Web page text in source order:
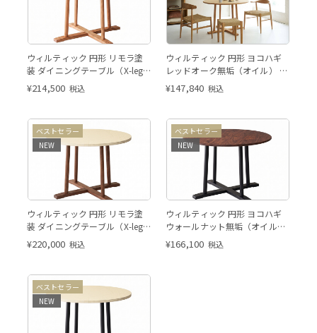
ー）脚：レッドオークの商品ペ
ージとなります。
ウィルティック 円形 リモラ塗
装 ダイニングテーブル（X-leg
オーク脚）
¥214,500 税込
ーク（オイル） 脚：レッドオ
ーク φ1100のページとなりま
す。
ウィルティック 円形 ヨコハギ
レッドオーク無垢（オイル） ダ
イニングテーブル（X-leg 脚）
¥147,840 税込
天板：リモラ塗装（アイボリ
ー）脚：ウォールナットの商品
ページとなります。
こちらの画像はマティエラ塗装
（アイボリー）となります。
ベストセラー
NEW
ウィルティック 円形 リモラ塗
装 ダイニングテーブル（X-leg
ウォールナット脚）
¥220,000 税込
ナット（オイル） 脚：ブラッ
ク φ1100のページとなりま
す。
ベストセラー
NEW
ウィルティック 円形 ヨコハギ
ウォールナット無垢（オイル）
ダイニングテーブル（X-leg
脚）
¥166,100 税込
ベストセラー
NEW